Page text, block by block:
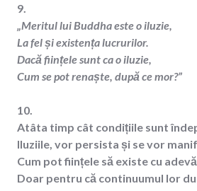
9.
„Meritul lui Buddha este o iluzie,
La fel și existența lucrurilor.
Dacă ființele sunt ca o iluzie,
Cum se pot renaște, după ce mor?”
10.
Atâta timp cât condițiile sunt
Iluziile, vor persista și se vor
Cum pot ființele să existe cu
Doar pentru că continuumul lor